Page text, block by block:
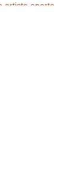
artista aporta